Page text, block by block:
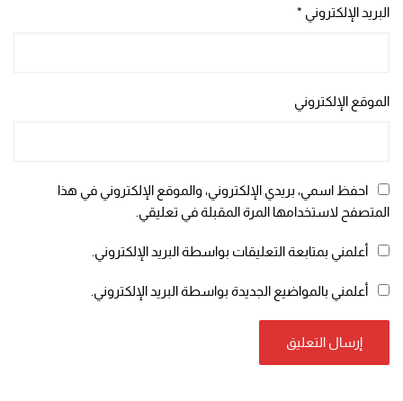
البريد الإلكتروني *
الموقع الإلكتروني
احفظ اسمي، بريدي الإلكتروني، والموقع الإلكتروني في هذا
المتصفح لاستخدامها المرة المقبلة في تعليقي.
أعلمني بمتابعة التعليقات بواسطة البريد الإلكتروني.
أعلمني بالمواضيع الجديدة بواسطة البريد الإلكتروني.